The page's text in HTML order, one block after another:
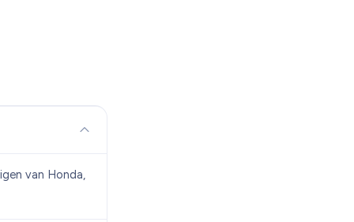
van Honda,